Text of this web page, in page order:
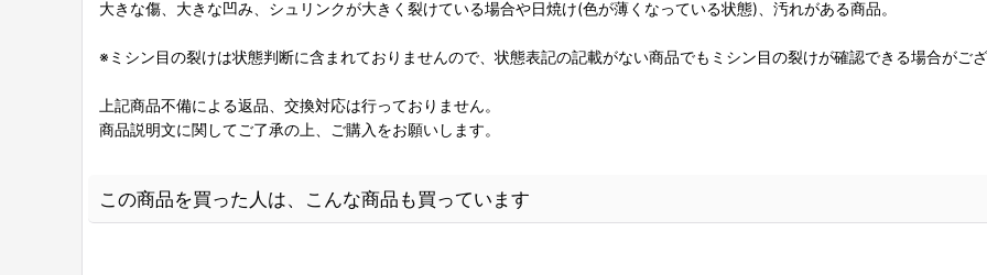
大きな傷、大きな凹み、シュリンクが大きく裂けている場合や日焼け(色が薄くなっている状態)、汚れがある商品。
※ミシン目の裂けは状態判断に含まれておりませんので、状態表記の記載がない商品でもミシン目の裂けが確認できる場合がござ
上記商品不備による返品、交換対応は行っておりません。
商品説明文に関してご了承の上、ご購入をお願いします。
この商品を買った人は、こんな商品も買っています